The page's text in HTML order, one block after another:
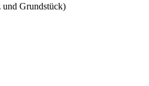
und Grundstück)